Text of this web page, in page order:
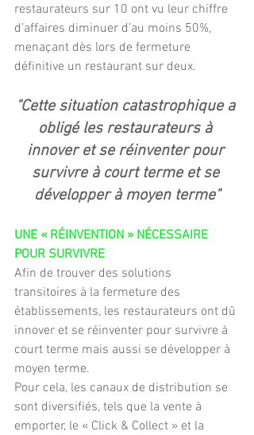
restaurateurs sur 10 ont vu leur chiffre
d’affaires diminuer d’au moins 50%,
menaçant dès lors de fermeture
définitive un restaurant sur deux.
"Cette situation catastrophique a
obligé les restaurateurs à
innover et se réinventer pour
survivre à court terme et se
développer à moyen terme"
UNE « RÉINVENTION » NÉCESSAIRE
POUR SURVIVRE
Afin de trouver des solutions
transitoires à la fermeture des
établissements, les restaurateurs ont dû
innover et se réinventer pour survivre à
court terme mais aussi se développer à
moyen terme.
Pour cela, les canaux de distribution se
sont diversifiés, tels que la vente à
emporter, le « Click & Collect » et la